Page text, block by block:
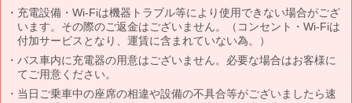
充電設備・Wi-Fiは機器トラブル等により使用できない場合がござ
います。その際のご返金はございません。（コンセント・Wi-Fiは
付加サービスとなり、運賃に含まれていない為。）
バス車内に充電器の用意はございません。必要な場合はお客様に
てご用意ください。
当日ご乗車中の座席の相違や設備の不具合等がございましたら速